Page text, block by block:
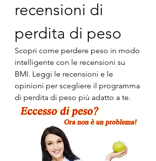
recensioni di
perdita di peso
Scopri come perdere peso in modo
intelligente con le recensioni su
BMI. Leggi le recensioni e le
opinioni per scegliere il programma
di perdita di peso più adatto a te.